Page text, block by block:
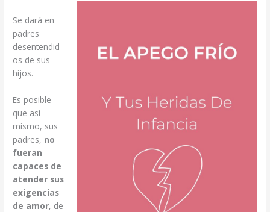
Se dará en
padres
desentendid
os de sus
hijos.
Es posible
que así
mismo, sus
padres, no
fueran
capaces de
atender sus
exigencias
de amor, de